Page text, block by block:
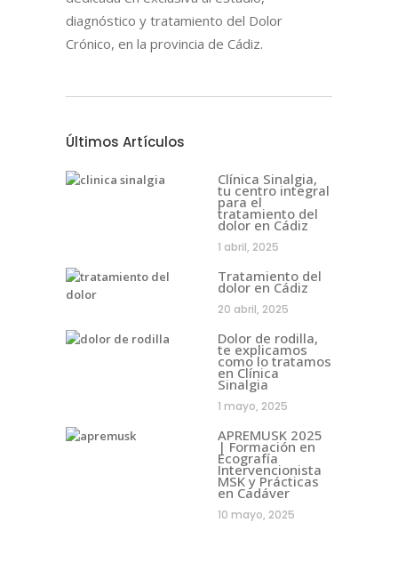
diagnóstico y tratamiento del Dolor
Crónico, en la provincia de Cádiz.
Últimos Artículos
Clínica Sinalgia,
tu centro integral
para el
tratamiento del
dolor en Cádiz
1 abril, 2025
Tratamiento del
dolor en Cádiz
20 abril, 2025
Dolor de rodilla,
te explicamos
como lo tratamos
en Clínica
Sinalgia
1 mayo, 2025
APREMUSK 2025
| Formación en
Ecografía
Intervencionista
MSK y Prácticas
en Cadáver
10 mayo, 2025